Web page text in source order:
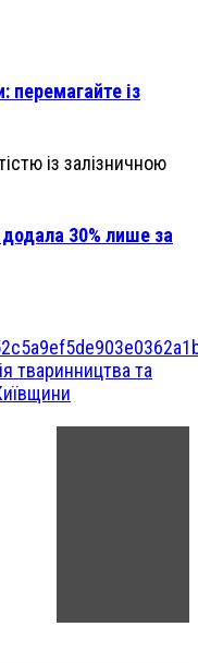
перемагайте із
30% лише за
тваринництва та